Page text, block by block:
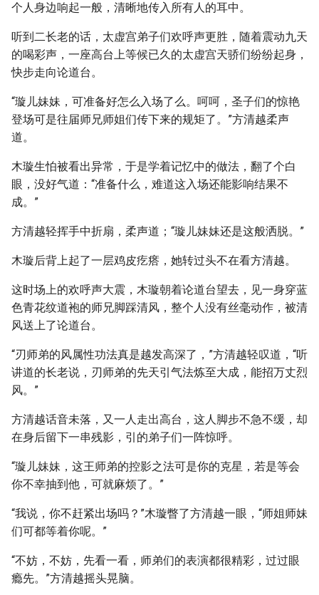
个人身边响起一般，清晰地传入所有人的耳中。
听到二长老的话，太虚宫弟子们欢呼声更胜，随着震动九天
的喝彩声，一座高台上等候已久的太虚宫天骄们纷纷起身，
快步走向论道台。
“璇儿妹妹，可准备好怎么入场了么。呵呵，圣子们的惊艳
登场可是往届师兄师姐们传下来的规矩了。”方清越柔声
道。
木璇生怕被看出异常，于是学着记忆中的做法，翻了个白
眼，没好气道：“准备什么，难道这入场还能影响结果不
成。”
方清越轻挥手中折扇，柔声道；“璇儿妹妹还是这般洒脱。”
木璇后背上起了一层鸡皮疙瘩，她转过头不在看方清越。
这时场上的欢呼声大震，木璇朝着论道台望去，见一身穿蓝
色青花纹道袍的师兄脚踩清风，整个人没有丝毫动作，被清
风送上了论道台。
“刃师弟的风属性功法真是越发高深了，”方清越轻叹道，“听
讲道的长老说，刃师弟的先天引气法炼至大成，能招万丈烈
风。”
方清越话音未落，又一人走出高台，这人脚步不急不缓，却
在身后留下一串残影，引的弟子们一阵惊呼。
“璇儿妹妹，这王师弟的控影之法可是你的克星，若是等会
你不幸抽到他，可就麻烦了。”
“我说，你不赶紧出场吗？”木璇瞥了方清越一眼，“师姐师妹
们可都等着你呢。”
“不妨，不妨，先看一看，师弟们的表演都很精彩，过过眼
瘾先。”方清越摇头晃脑。